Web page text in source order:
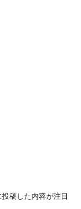
稿した内容が注目